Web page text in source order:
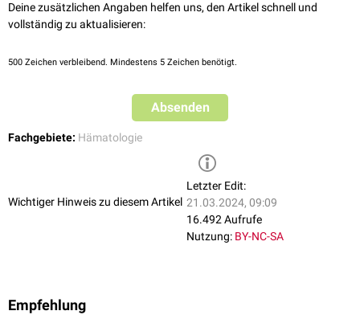
Deine zusätzlichen Angaben helfen uns, den Artikel schnell und
vollständig zu aktualisieren:
500 Zeichen verbleibend. Mindestens 5 Zeichen benötigt.
Absenden
Fachgebiete: Hämatologie
Wichtiger Hinweis zu diesem Artikel
Letzter Edit:
21.03.2024, 09:09
16.492 Aufrufe
Nutzung: BY-NC-SA
Empfehlung